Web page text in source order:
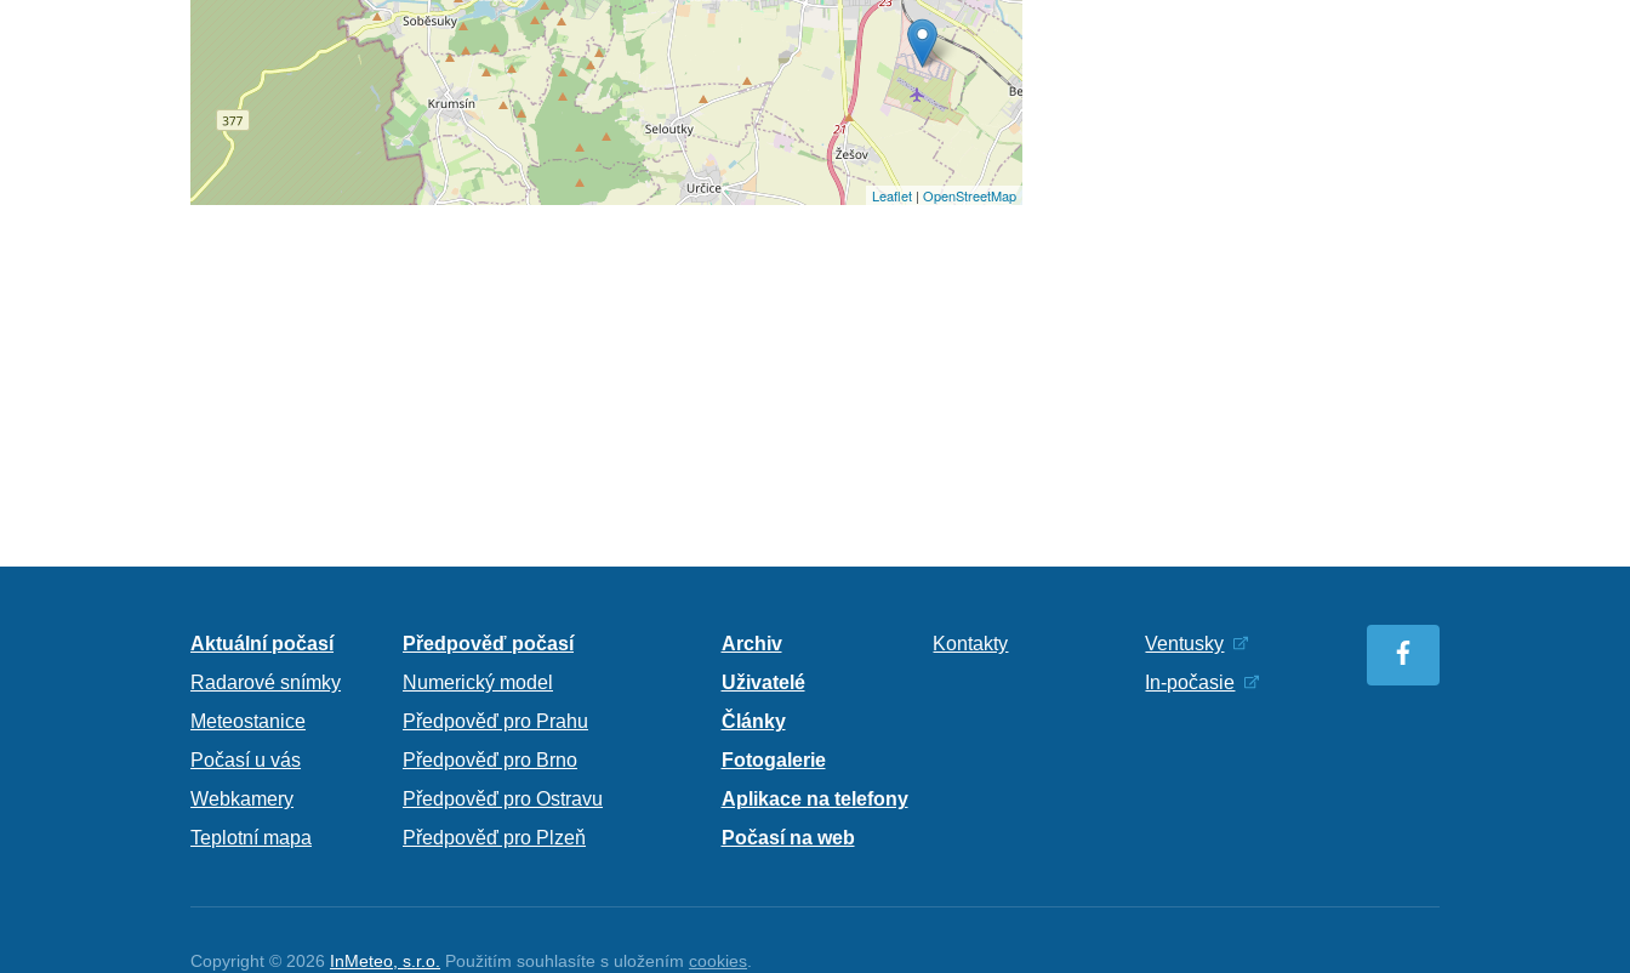
Leaflet| OpenStreetMap
Aktuální počasí
Radarové snímky
Meteostanice
Počasí u vás
Webkamery
Teplotní mapa
Předpověď počasí
Numerický model
Předpověď pro Prahu
Předpověď pro Brno
Předpověď pro Ostravu
Předpověď pro Plzeň
Archiv
Uživatelé
Články
Fotogalerie
Aplikace na telefony
Počasí na web
Kontakty
Ventusky
In-počasie
Copyright © 2026 InMeteo, s.r.o. Použitím souhlasíte s uloženímcookies